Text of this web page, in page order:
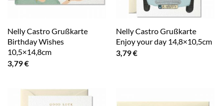
Nelly Castro Grußkarte
Birthday Wishes
10,5×14,8cm
3,79€
Nelly Castro Grußkarte
Enjoy your day 14,8×10,5cm
3,79€